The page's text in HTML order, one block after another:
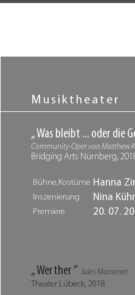
Musiktheater
„ Was bleibt ... oder die
Community-Oper von Matthew
Bridging Arts Nürnberg,
Bühne,Kostüme Hanna
Inszenierung Nina
Premiere 20. 07.
„ Werther ” Jules Massenet
Theater Lübeck, 2018